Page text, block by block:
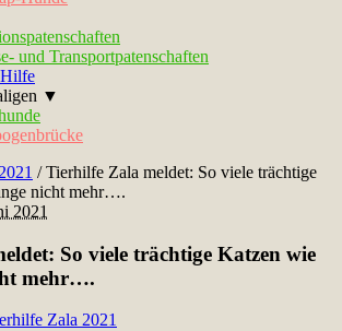
und Transportpatenschaften
Hilfe
▼
/Tierhilfe Zala meldet: So viele trächtige
nicht mehr….
2021
So viele trächtige Katzen wie
mehr….
Zala 2021